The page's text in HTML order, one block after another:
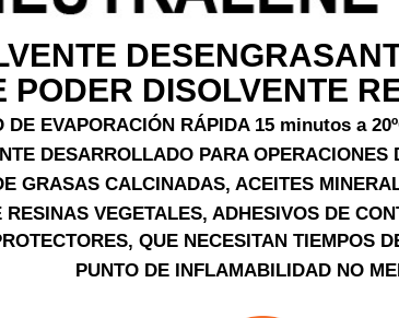
PODER DISOLVENTE
DE EVAPORACIÓN RÁPIDA 15 minutos a
DESARROLLADO PARA OPERACIONES
GRASAS CALCINADAS, ACEITES
RESINAS VEGETALES, ADHESIVOS DE
QUE NECESITAN TIEMPOS
PUNTO DE INFLAMABILIDAD NO